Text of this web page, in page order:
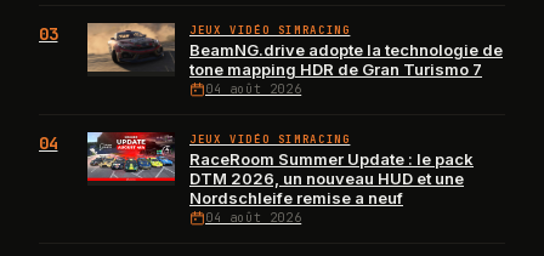
03 JEUX VIDÉO SIMRACING
BeamNG.drive adopte la technologie de
tone mapping HDR de Gran Turismo 7
04 août 2026
04 JEUX VIDÉO SIMRACING
RaceRoom Summer Update : le pack
DTM 2026, un nouveau HUD et une
Nordschleife remise a neuf
04 août 2026